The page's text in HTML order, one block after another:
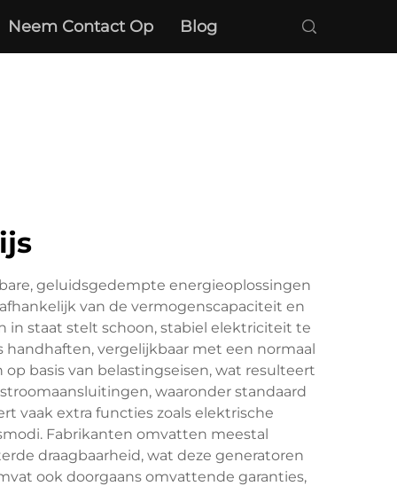
Neem Contact Op Blog
geluidsgedempte energieoplossingen
van de vermogenscapaciteit en
in staat stelt schoon, stabiel elektriciteit te
vergelijkbaar met een normaal
basis van belastingseisen, wat resulteert
waaronder standaard
vaak extra functies zoals elektrische
Fabrikanten omvatten meestal
draagbaarheid, wat deze generatoren
ook doorgaans omvattende garanties,